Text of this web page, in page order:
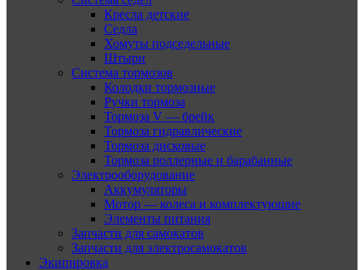
Кресла детские
Седла
Хомуты подседельные
Штыри
Система тормозов
Колодки тормозные
Ручки тормоза
Тормоза V — брейк
Тормоза гидравлические
Тормоза дисковые
Тормоза роллерные и барабанные
Электрооборудование
Аккумуляторы
Мотор — колеса и комплектующие
Элементы питания
Запчасти для самокатов
Запчасти для электросамокатов
Экипировка